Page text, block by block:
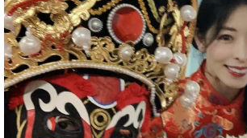
#企業公式がお疲れ様を言い合う
#チャンネル登録おねがいします
#愛媛県
#新居浜市
#マイントピア別子
#泉寿亭
#有形文化財